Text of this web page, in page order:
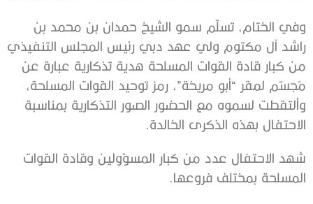
وفي الختام، تسلّم سمو الشيخ حمدان بن محمد بن
راشد آل مكتوم ولي عهد دبي رئيس المجلس التنفيذي
من كبار قادة القوات المسلحة هدية تذكارية عبارة عن
مُجسّم لمقر “أبو مريخة”، رمز توحيد القوات المسلحة،
وألتقطت لسموه مع الحضور الصور التذكارية بمناسبة
الاحتفال بهذه الذكرى الخالدة.
شهد الاحتفال عدد من كبار المسؤولين وقادة القوات
المسلحة بمختلف فروعها.